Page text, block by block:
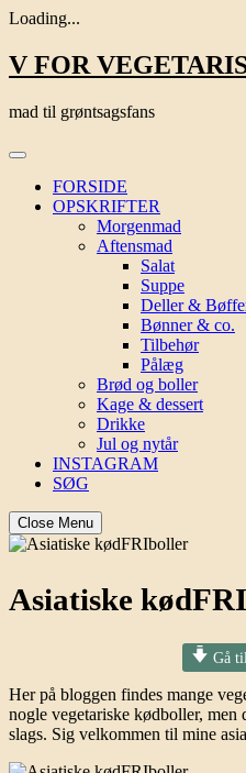
Loading...
Skip
to
V FOR
mad til grøntsagsfans
FORSIDE
OPSKRIFTER
Morgenmad
Aftensmad
Salat
Suppe
Deller &
Bønner & co.
Tilbehør
Pålæg
Brød og boller
Kage & dessert
Drikke
Jul og nytår
INSTAGRAM
SØG
Close Menu
Asiatiske
Gå
Her på bloggen findes mange
nogle vegetariske kødboller, men
slags. Sig velkommen til mine